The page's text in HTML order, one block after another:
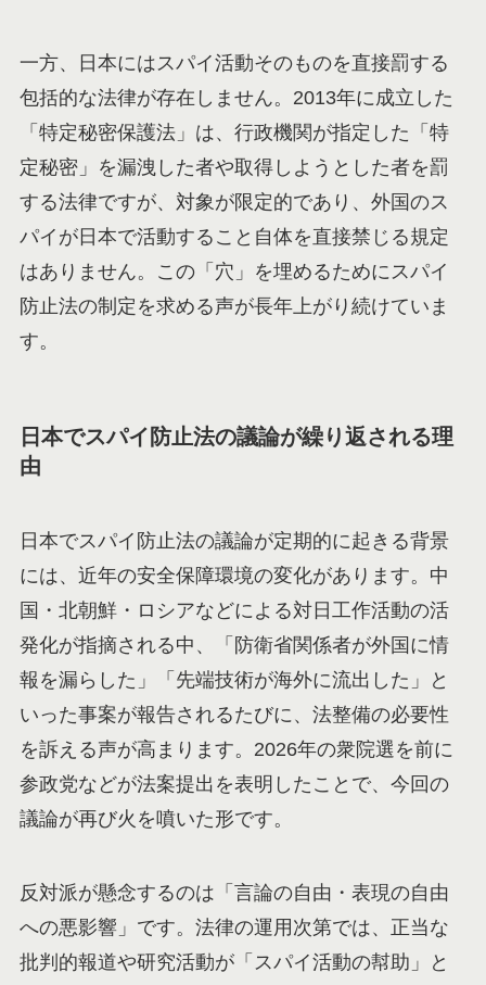
一方、日本にはスパイ活動そのものを直接罰する
包括的な法律が存在しません。2013年に成立した
「特定秘密保護法」は、行政機関が指定した「特
定秘密」を漏洩した者や取得しようとした者を罰
する法律ですが、対象が限定的であり、外国のス
パイが日本で活動すること自体を直接禁じる規定
はありません。この「穴」を埋めるためにスパイ
防止法の制定を求める声が長年上がり続けていま
す。
日本でスパイ防止法の議論が繰り返される理
由
日本でスパイ防止法の議論が定期的に起きる背景
には、近年の安全保障環境の変化があります。中
国・北朝鮮・ロシアなどによる対日工作活動の活
発化が指摘される中、「防衛省関係者が外国に情
報を漏らした」「先端技術が海外に流出した」と
いった事案が報告されるたびに、法整備の必要性
を訴える声が高まります。2026年の衆院選を前に
参政党などが法案提出を表明したことで、今回の
議論が再び火を噴いた形です。
反対派が懸念するのは「言論の自由・表現の自由
への悪影響」です。法律の運用次第では、正当な
批判的報道や研究活動が「スパイ活動の幇助」と